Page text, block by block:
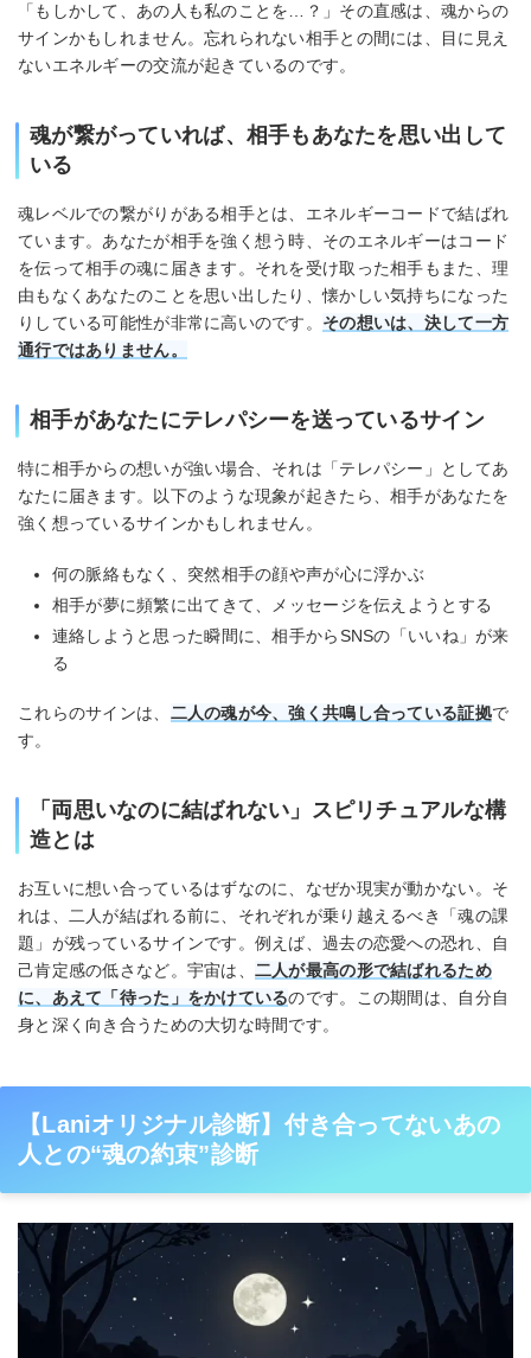
「もしかして、あの人も私のことを…？」その直感は、魂からの
サインかもしれません。忘れられない相手との間には、目に見え
ないエネルギーの交流が起きているのです。
魂が繋がっていれば、相手もあなたを思い出して
いる
魂レベルでの繋がりがある相手とは、エネルギーコードで結ばれ
ています。あなたが相手を強く想う時、そのエネルギーはコード
を伝って相手の魂に届きます。それを受け取った相手もまた、理
由もなくあなたのことを思い出したり、懐かしい気持ちになった
りしている可能性が非常に高いのです。 その想いは、決して一方
通行ではありません。
相手があなたにテレパシーを送っているサイン
特に相手からの想いが強い場合、それは「テレパシー」としてあ
なたに届きます。以下のような現象が起きたら、相手があなたを
強く想っているサインかもしれません。
何の脈絡もなく、突然相手の顔や声が心に浮かぶ
相手が夢に頻繁に出てきて、メッセージを伝えようとする
連絡しようと思った瞬間に、相手からSNSの「いいね」が来
る
これらのサインは、 二人の魂が今、強く共鳴し合っている証拠で
す。
「両思いなのに結ばれない」スピリチュアルな構
造とは
お互いに想い合っているはずなのに、なぜか現実が動かない。そ
れは、二人が結ばれる前に、それぞれが乗り越えるべき「魂の課
題」が残っているサインです。例えば、過去の恋愛への恐れ、自
己肯定感の低さなど。宇宙は、 二人が最高の形で結ばれるため
に、あえて「待った」をかけているのです。この期間は、自分自
身と深く向き合うための大切な時間です。
【Laniオリジナル診断】付き合ってないあの
人との“魂の約束”診断